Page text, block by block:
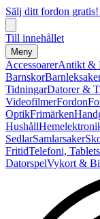
Sälj ditt fordon
Till innehållet
Meny
AccessoarerAntikt &
Barnskor
TidningarDatorer &
VideofilmerFordon
OptikFrimärken
Hushåll
SedlarSamlarsaker
FritidTelefoni,
DatorspelVykort &